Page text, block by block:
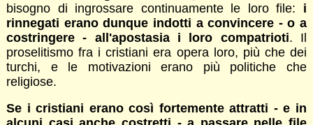
bisogno di ingrossare continuamente le loro file: i
rinnegati erano dunque indotti a convincere - o a
costringere - all'apostasia i loro compatrioti. Il
proselitismo fra i cristiani era opera loro, più che dei
turchi, e le motivazioni erano più politiche che
religiose.
Se i cristiani erano così fortemente attratti - e in